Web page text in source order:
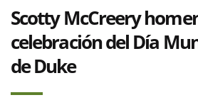
Scotty McCreery
celebración del Día
de Duke